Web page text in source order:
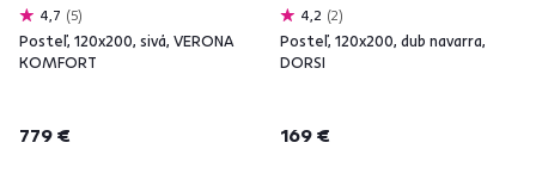
4,7 5
Posteľ, 120x200, sivá, VERONA
KOMFORT
779 €
4,2 2
Posteľ, 120x200, dub navarra,
DORSI
169 €